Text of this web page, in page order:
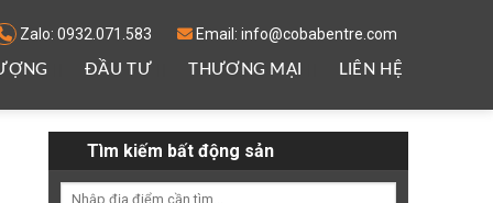
Zalo: 0932.071.583 Email: info@cobabentre.com
ĐẦU TƯ THƯƠNG MẠI LIÊN HỆ
Tìm kiếm bất động sản